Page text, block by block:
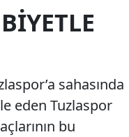
sahasında
eden Tuzlaspor
bu